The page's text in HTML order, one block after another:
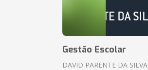
Gestão Escolar
DAVID PARENTE DA SILVA